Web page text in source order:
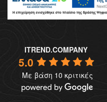
ITREND.COMPANY
5.0
Με βάση 10 κριτικές